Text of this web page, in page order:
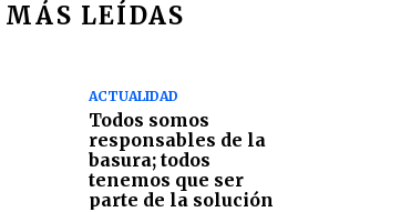
LEÍDAS
ACTUALIDAD
Todos somos
responsables de la
basura; todos
tenemos que ser
parte de la solución